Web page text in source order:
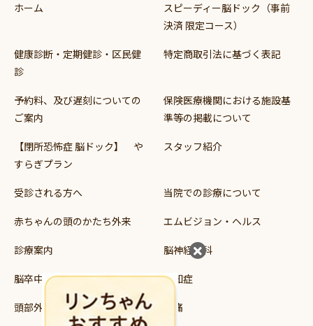
ホーム
スピーディー脳ドック（事前
決済 限定コース）
健康診断・定期健診・区民健
診
特定商取引法に基づく表記
予約料、及び遅刻についての
ご案内
保険医療機関における施設基
準等の掲載について
【閉所恐怖症 脳ドック】 や
すらぎプラン
スタッフ紹介
受診される方へ 当院での診療について
赤ちゃんの頭のかたち外来 エムビジョン・ヘルス
診療案内 脳神経外科
脳卒中 認知症
頭部外傷 頭痛